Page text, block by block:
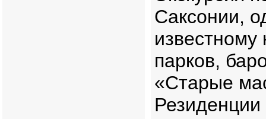
Саксонии,
парков,
«Старые